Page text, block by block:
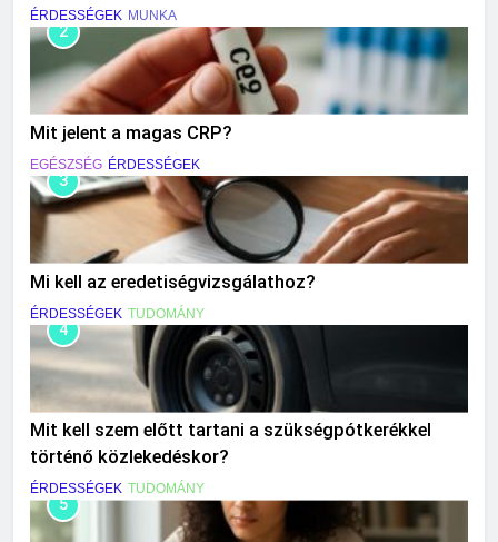
ÉRDESSÉGEK MUNKA
2
Mit jelent a magas CRP?
EGÉSZSÉG ÉRDESSÉGEK
3
Mi kell az eredetiségvizsgálathoz?
ÉRDESSÉGEK TUDOMÁNY
4
Mit kell szem előtt tartani a szükségpótkerékkel
történő közlekedéskor?
ÉRDESSÉGEK TUDOMÁNY
5